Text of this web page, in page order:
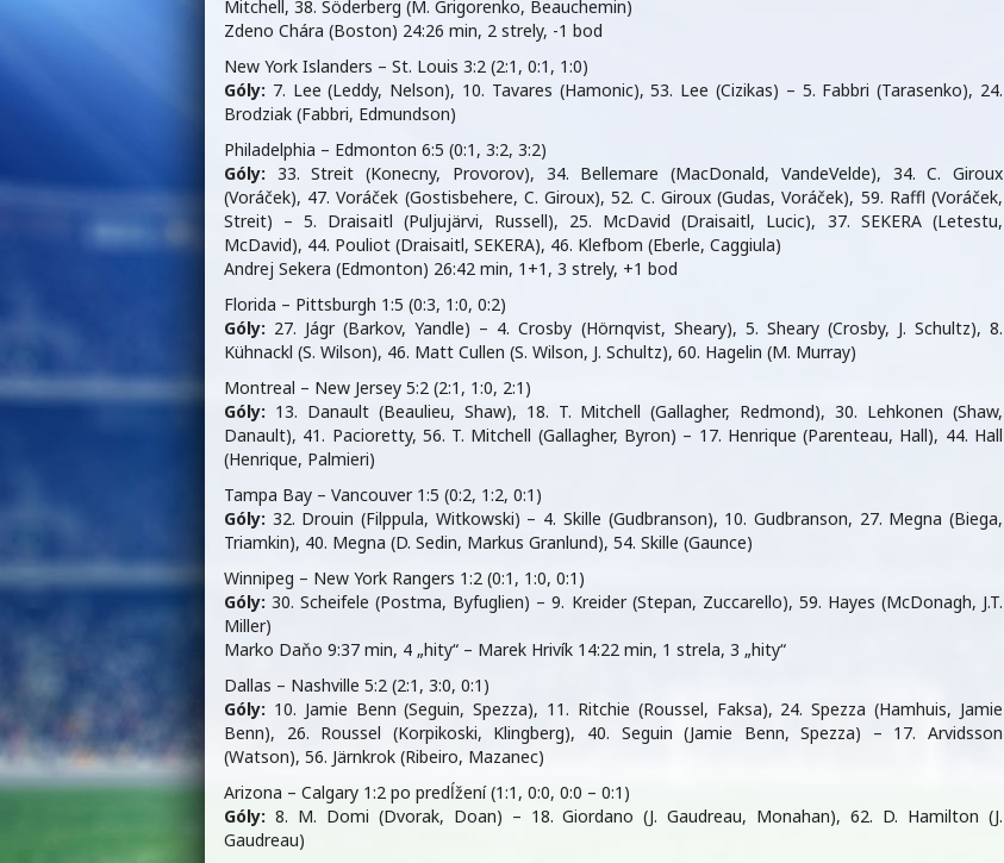
Mitchell, 38. Söderberg (M. Grigorenko, Beauchemin)
Zdeno Chára (Boston) 24:26 min, 2 strely, -1 bod
New York Islanders – St. Louis 3:2 (2:1, 0:1, 1:0)
Góly: 7. Lee (Leddy, Nelson), 10. Tavares (Hamonic), 53. Lee (Cizikas) – 5. Fabbri (Tarasenko), 24.
Brodziak (Fabbri, Edmundson)
Philadelphia – Edmonton 6:5 (0:1, 3:2, 3:2)
Góly: 33. Streit (Konecny, Provorov), 34. Bellemare (MacDonald, VandeVelde), 34. C. Giroux
(Voráček), 47. Voráček (Gostisbehere, C. Giroux), 52. C. Giroux (Gudas, Voráček), 59. Raffl (Voráček,
Streit) – 5. Draisaitl (Puljujärvi, Russell), 25. McDavid (Draisaitl, Lucic), 37. SEKERA (Letestu,
McDavid), 44. Pouliot (Draisaitl, SEKERA), 46. Klefbom (Eberle, Caggiula)
Andrej Sekera (Edmonton) 26:42 min, 1+1, 3 strely, +1 bod
Florida – Pittsburgh 1:5 (0:3, 1:0, 0:2)
Góly: 27. Jágr (Barkov, Yandle) – 4. Crosby (Hörnqvist, Sheary), 5. Sheary (Crosby, J. Schultz), 8.
Kühnackl (S. Wilson), 46. Matt Cullen (S. Wilson, J. Schultz), 60. Hagelin (M. Murray)
Montreal – New Jersey 5:2 (2:1, 1:0, 2:1)
Góly: 13. Danault (Beaulieu, Shaw), 18. T. Mitchell (Gallagher, Redmond), 30. Lehkonen (Shaw,
Danault), 41. Pacioretty, 56. T. Mitchell (Gallagher, Byron) – 17. Henrique (Parenteau, Hall), 44. Hall
(Henrique, Palmieri)
Tampa Bay – Vancouver 1:5 (0:2, 1:2, 0:1)
Góly: 32. Drouin (Filppula, Witkowski) – 4. Skille (Gudbranson), 10. Gudbranson, 27. Megna (Biega,
Triamkin), 40. Megna (D. Sedin, Markus Granlund), 54. Skille (Gaunce)
Winnipeg – New York Rangers 1:2 (0:1, 1:0, 0:1)
Góly:30. Scheifele (Postma, Byfuglien) – 9. Kreider (Stepan, Zuccarello), 59. Hayes (McDonagh, J.T.
Miller)
Marko Daňo 9:37 min, 4 „hity“ – Marek Hrivík 14:22 min, 1 strela, 3 „hity“
Dallas – Nashville 5:2 (2:1, 3:0, 0:1)
Góly: 10. Jamie Benn (Seguin, Spezza), 11. Ritchie (Roussel, Faksa), 24. Spezza (Hamhuis, Jamie
Benn), 26. Roussel (Korpikoski, Klingberg), 40. Seguin (Jamie Benn, Spezza) – 17. Arvidsson
(Watson), 56. Järnkrok (Ribeiro, Mazanec)
Arizona – Calgary 1:2 po predĺžení (1:1, 0:0, 0:0 – 0:1)
Góly: 8. M. Domi (Dvorak, Doan) – 18. Giordano (J. Gaudreau, Monahan), 62. D. Hamilton (J.
Gaudreau)